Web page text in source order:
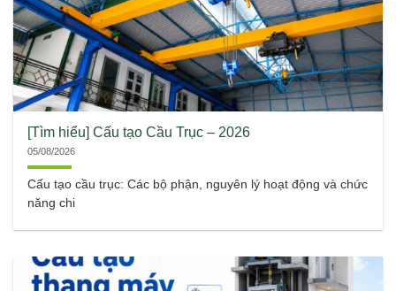
[Tìm hiểu] Cấu tạo Cầu Trục – 2026
05/08/2026
Cấu tạo cầu trục: Các bộ phận, nguyên lý hoạt động và chức
năng chi